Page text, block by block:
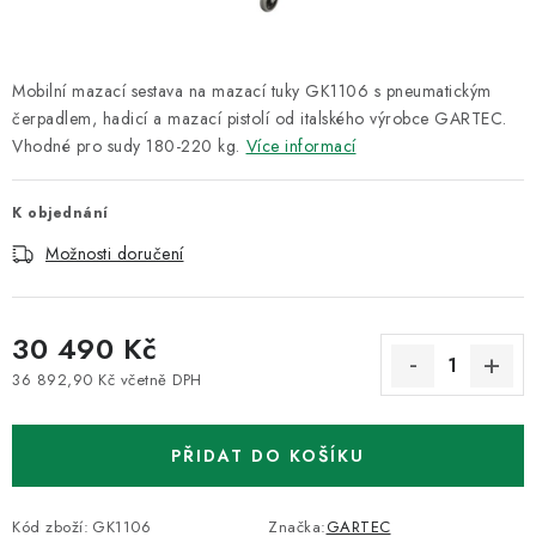
MYCÍ STOLY
Mobilní mazací sestava na mazací tuky GK1106 s pneumatickým
čerpadlem, hadicí a mazací pistolí od italského výrobce GARTEC.
Vhodné pro sudy 180-220 kg. Více informací
K objednání
Možnosti doručení
30 490 Kč
36 892,90 Kč včetně DPH
PŘIDAT DO KOŠÍKU
Kód zboží: GK1106 Značka:GARTEC